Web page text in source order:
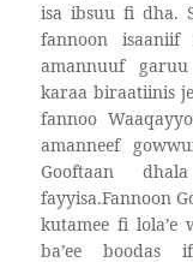
isa ibsuu fi dha.
fannoon
amannuuf
karaa biraatiinis
fannoo
amanneef
Gooftaan
fayyisa.Fannoon
kutamee fi lola’e
ba’ee boodas